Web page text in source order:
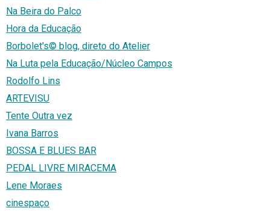
Na Beira do Palco
Hora da Educação
Borbolet's© blog, direto do Atelier
Na Luta pela Educação/Núcleo Campos
Rodolfo Lins
ARTEVISU
Tente Outra vez
Ivana Barros
BOSSA E BLUES BAR
PEDAL LIVRE MIRACEMA
Lene Moraes
cinespaço